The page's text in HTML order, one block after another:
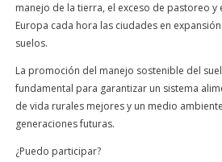
manejo de la tierra, el exceso de pastoreo y
Europa cada hora las ciudades en
suelos.
La promoción del manejo sostenible del
fundamental para garantizar un sistema
de vida rurales mejores y un medio
generaciones futuras.
¿Puedo participar?